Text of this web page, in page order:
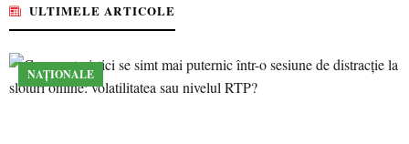
ULTIMELE ARTICOLE
NAȚIONALE